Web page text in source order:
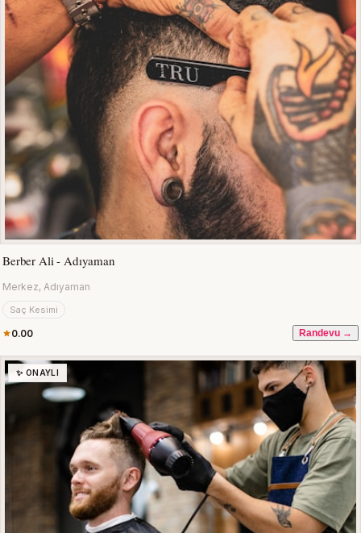
Berber Ali - Adıyaman
Merkez, Adıyaman
Saç Kesimi
0.00 Randevu →
✨ ONAYLI